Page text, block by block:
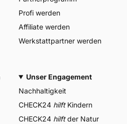
Profi werden
Affiliate werden
Werkstattpartner werden
Unser Engagement
Nachhaltigkeit
CHECK24 hilftKindern
CHECK24 hilftder Natur